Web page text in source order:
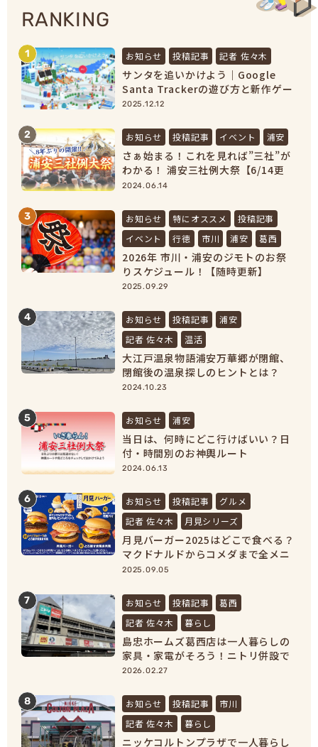
RANKING
1 お知らせ 投稿記事 記者 佐々木
サンタを追いかけよう｜Google
Santa Trackerの遊び方と新作ゲー
ムまとめ【2025最新】
2025.12.12
2 お知らせ 投稿記事 イベント 浦安
さぁ始まる！これを見れば”三社”が
わかる！ 浦安三社例大祭【6/14更
新】
2024.06.14
3 お知らせ 特にオススメ
投稿記事
イベント
行徳 市川 浦安 葛西
2026年 市川・浦安のジモトのお祭
りスケジュール！【随時更新】
2025.09.29
4 お知らせ 投稿記事
浦安
記者 佐々木
温活
大江戸温泉物語浦安万華郷が閉館、
閉館後の温泉探しのヒントとは？
【浦安市民必見！】
2024.10.23
5 お知らせ 浦安
当日は、何時にどこ行けばいい？日
付・時間別のお神輿ルート
2024.06.13
6 お知らせ 投稿記事
グルメ
記者 佐々木
月見シリーズ
月見バーガー2025はどこで食べる？
マクドナルドからコメダまで全メニ
ュー紹介！
2025.09.05
7 お知らせ 投稿記事
葛西
記者 佐々木
暮らし
島忠ホームズ葛西店は一人暮らしの
家具・家電がそろう！ニトリ併設で
新生活準備が完結
2026.02.27
8 お知らせ 投稿記事
市川
記者 佐々木
暮らし
ニッケコルトンプラザで一人暮らし